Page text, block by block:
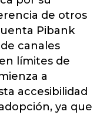
de otros
Pibank
canales
límites de
a
accesibilidad
ya que